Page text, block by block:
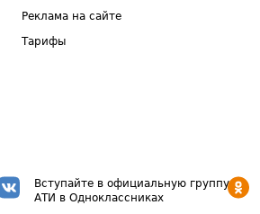
Реклама на сайте
Тарифы
Вступайте в официальную группу
АТИ в Одноклассниках